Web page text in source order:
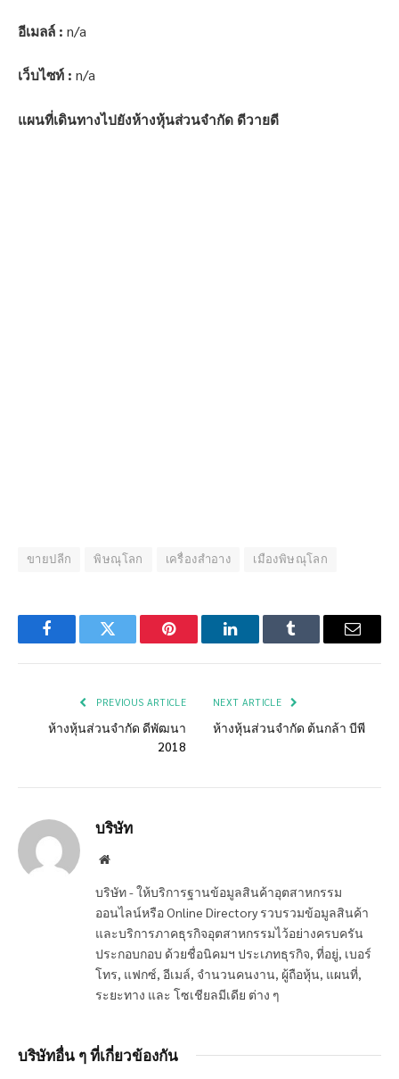
อีเมลล์ : n/a
เว็บไซท์ : n/a
แผนที่เดินทางไปยังห้างหุ้นส่วนจำกัด ดีวายดี
ขายปลีก พิษณุโลก เครื่องสำอาง เมืองพิษณุโลก
FacebookTwitter Pinterest LinkedInTumblr Email
PREVIOUS ARTICLE
ห้างหุ้นส่วนจำกัด ดีพัฒนา
2018
NEXT ARTICLE
ห้างหุ้นส่วนจำกัด ต้นกล้า บีพี
บริษัท
Website
บริษัท - ให้บริการฐานข้อมูลสินค้าอุตสาหกรรม
ออนไลน์หรือ Online Directory รวบรวมข้อมูลสินค้า
และบริการภาคธุรกิจอุตสาหกรรมไว้อย่างครบครัน
ประกอบกอบ ด้วยชื่อนิคมฯ ประเภทธุรกิจ, ที่อยู่, เบอร์
โทร, แฟกซ์, อีเมล์, จำนวนคนงาน, ผู้ถือหุ้น, แผนที่,
ระยะทาง และ โซเชียลมีเดีย ต่าง ๆ
บริษัทอื่น ๆ ที่เกี่ยวข้องกัน